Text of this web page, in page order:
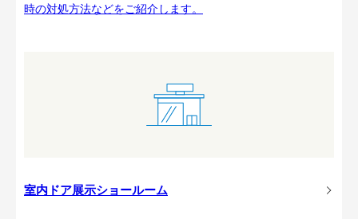
時の対処方法などをご紹介します。
室内ドア展示ショールーム